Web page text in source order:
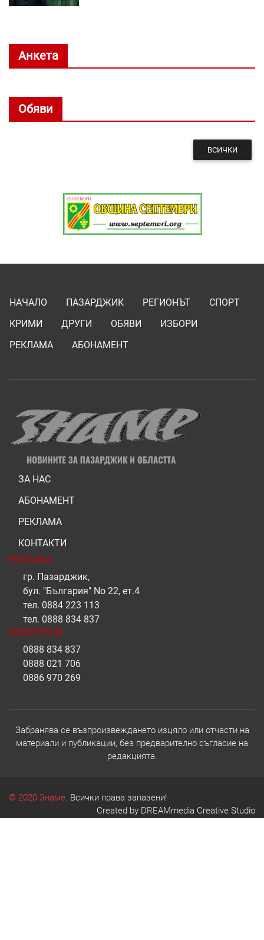
Анкета
Обяви
ВСИЧКИ
НАЧАЛО ПАЗАРДЖИК РЕГИОНЪТ
СПОРТ
КРИМИ
ДРУГИ ОБЯВИ
ИЗБОРИ
РЕКЛАМА
АБОНАМЕНТ
ЗА НАС
АБОНАМЕНТ
РЕКЛАМА
КОНТАКТИ
РЕКЛАМА
гр. Пазарджик,
бул. "България" No 22, ет.4
тел. 0884 223 113
тел. 0888 834 837
РЕПОРТЕРИ
0888 834 837
0888 021 706
0886 970 269
Забранява се възпроизвеждането изцяло или отчасти на
материали и публикации, без предварително съгласие на
редакцията.
© 2020 Знаме. Всички права запазени!
Created by DREAMmedia Creative Studio